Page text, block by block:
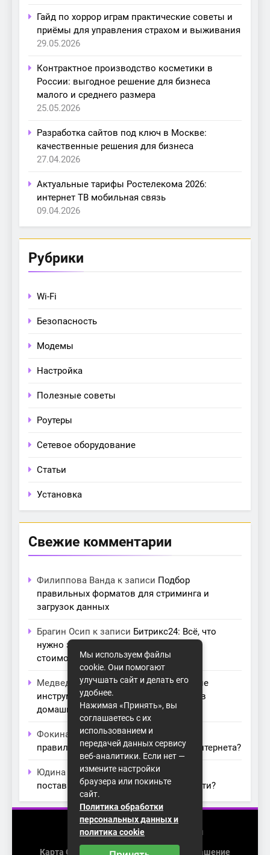
Гайд по хоррор играм практические советы и
приёмы для управления страхом и выживания
29.05.2026
Контрактное производство косметики в
России: выгодное решение для бизнеса
малого и среднего размера
25.05.2026
Разработка сайтов под ключ в Москве:
качественные решения для бизнеса
27.04.2026
Актуальные тарифы Ростелекома 2026:
интернет ТВ мобильная связь
09.04.2026
Рубрики
Wi-Fi
Безопасность
Модемы
Настройка
Полезные советы
Роутеры
Сетевое оборудование
Статьи
Установка
Свежие комментарии
Филиппова Ванда к записи Подбор
правильных форматов для стриминга и
загрузок данных
Брагин Осип к записи Битрикс24: Всё, что
нужно знать о лицензиях, тарифах и
стоимости в компании Айтекс
Медведева Амалияк записиОсновные
инструменты для создания серверов в
домашних условиях
Фокина Невак записиКак выбрать
правильный модем для домашнего интернета?
Юдина Ивонак записиПроблемы с
поставщиками интернета: как их обойти?
2026 (с) https://homenet-spb.ru
Карта Сайта Пользовательское Соглашение
Мы используем файлы
cookie. Они помогают
улучшать сайт и делать его
удобнее.
Нажимая «Принять», вы
соглашаетесь с их
использованием и
передачей данных сервису
веб-аналитики. Если нет —
измените настройки
браузера или покиньте
сайт.
Политика обработки
персональных данных и
политика cookie